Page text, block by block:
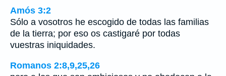
Amós 3:2
Sólo a vosotros he escogido de todas las familias
de la tierra; por eso os castigaré por todas
vuestras iniquidades.
Romanos 2:8,9,25,26